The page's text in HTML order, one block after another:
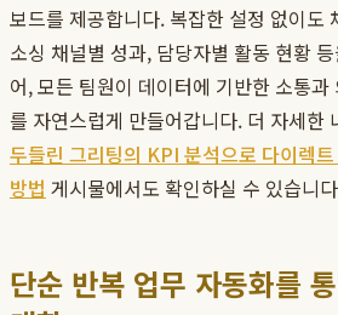
보드를 제공합니다. 복잡한 설정 없이도
소싱 채널별 성과, 담당자별 활동 현황
어, 모든 팀원이 데이터에 기반한 소통
를 자연스럽게 만들어갑니다. 더 자세한
두들린 그리팅의 KPI 분석으로 다이렉
방법 게시물에서도 확인하실 수 있습니
단순 반복 업무 자동화를